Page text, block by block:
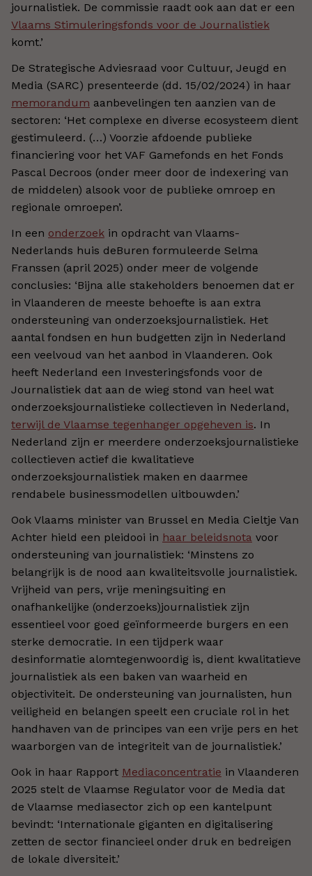
journalistiek. De commissie raadt ook aan dat er een
Vlaams Stimuleringsfonds voor de Journalistiek
komt.’
De Strategische Adviesraad voor Cultuur, Jeugd en
Media (SARC) presenteerde (dd. 15/02/2024) in haar
memorandum aanbevelingen ten aanzien van de
sectoren: ‘Het complexe en diverse ecosysteem dient
gestimuleerd. (…) Voorzie afdoende publieke
financiering voor het VAF Gamefonds en het Fonds
Pascal Decroos (onder meer door de indexering van
de middelen) alsook voor de publieke omroep en
regionale omroepen’.
In een onderzoek in opdracht van Vlaams-
Nederlands huis deBuren formuleerde Selma
Franssen (april 2025) onder meer de volgende
conclusies: ‘Bijna alle stakeholders benoemen dat er
in Vlaanderen de meeste behoefte is aan extra
ondersteuning van onderzoeksjournalistiek. Het
aantal fondsen en hun budgetten zijn in Nederland
een veelvoud van het aanbod in Vlaanderen. Ook
heeft Nederland een Investeringsfonds voor de
Journalistiek dat aan de wieg stond van heel wat
onderzoeksjournalistieke collectieven in Nederland,
terwijl de Vlaamse tegenhanger opgeheven is. In
Nederland zijn er meerdere onderzoeksjournalistieke
collectieven actief die kwalitatieve
onderzoeksjournalistiek maken en daarmee
rendabele businessmodellen uitbouwden.’
Ook Vlaams minister van Brussel en Media Cieltje Van
Achter hield een pleidooi in haar beleidsnota voor
ondersteuning van journalistiek: ‘Minstens zo
belangrijk is de nood aan kwaliteitsvolle journalistiek.
Vrijheid van pers, vrije meningsuiting en
onafhankelijke (onderzoeks)journalistiek zijn
essentieel voor goed geïnformeerde burgers en een
sterke democratie. In een tijdperk waar
desinformatie alomtegenwoordig is, dient kwalitatieve
journalistiek als een baken van waarheid en
objectiviteit. De ondersteuning van journalisten, hun
veiligheid en belangen speelt een cruciale rol in het
handhaven van de principes van een vrije pers en het
waarborgen van de integriteit van de journalistiek.’
Ook in haar Rapport Mediaconcentratie in Vlaanderen
2025 stelt de Vlaamse Regulator voor de Media dat
de Vlaamse mediasector zich op een kantelpunt
bevindt: ‘Internationale giganten en digitalisering
zetten de sector financieel onder druk en bedreigen
de lokale diversiteit.’